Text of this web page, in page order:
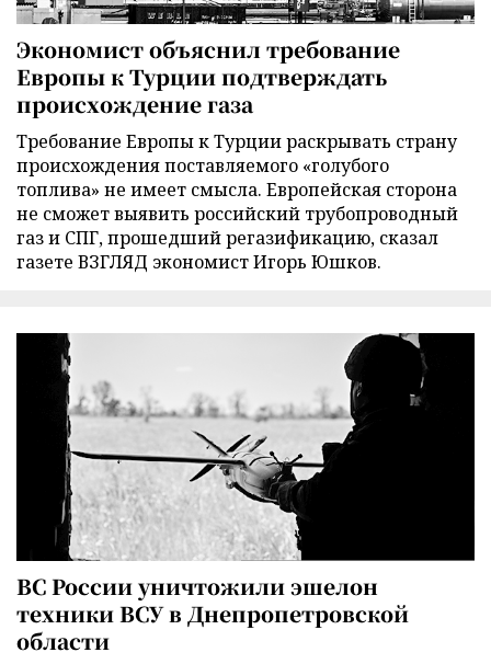
Экономист объяснил требование
Европы к Турции подтверждать
происхождение газа
Требование Европы к Турции раскрывать страну
происхождения поставляемого «голубого
топлива» не имеет смысла. Европейская сторона
не сможет выявить российский трубопроводный
газ и СПГ, прошедший регазификацию, сказал
газете ВЗГЛЯД экономист Игорь Юшков.
ВС России уничтожили эшелон
техники ВСУ в Днепропетровской
области